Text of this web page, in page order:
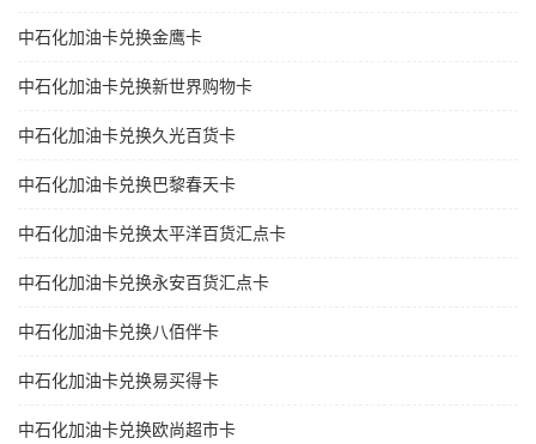
中石化加油卡兑换金鹰卡
中石化加油卡兑换新世界购物卡
中石化加油卡兑换久光百货卡
中石化加油卡兑换巴黎春天卡
中石化加油卡兑换太平洋百货汇点卡
中石化加油卡兑换永安百货汇点卡
中石化加油卡兑换八佰伴卡
中石化加油卡兑换易买得卡
中石化加油卡兑换欧尚超市卡